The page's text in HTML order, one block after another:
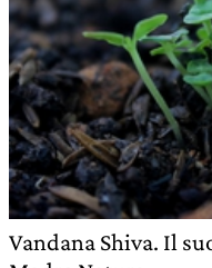
Vandana Shiva. Il